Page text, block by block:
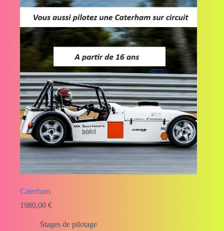
Caterham
1980,00 €
Stages de pilotage